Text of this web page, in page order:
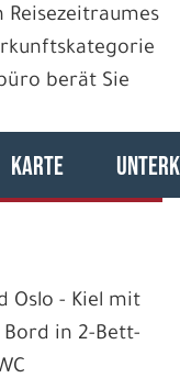
Reisezeitraumes
berät Sie
KARTE
Oslo - Kiel mit
in 2-Bett-